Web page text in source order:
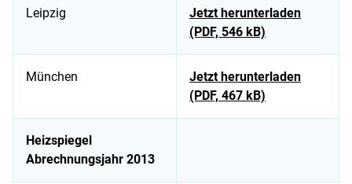
Leipzig
Jetzt herunterladen
(PDF, 546 kB)
München
Jetzt herunterladen
(PDF, 467 kB)
Heizspiegel
Abrechnungsjahr 2013